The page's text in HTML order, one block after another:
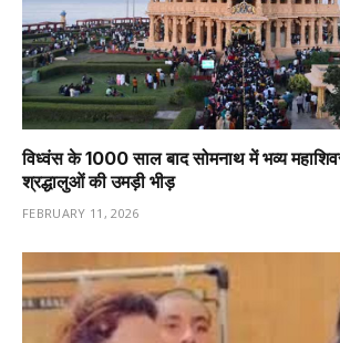
विध्वंस के 1000 साल बाद सोमनाथ में भव्य
श्रद्धालुओं की उमड़ी भीड़
FEBRUARY 11, 2026